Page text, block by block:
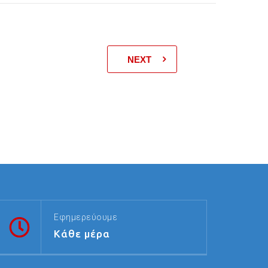
NEXT
Εφημερεύουμε
Κάθε μέρα